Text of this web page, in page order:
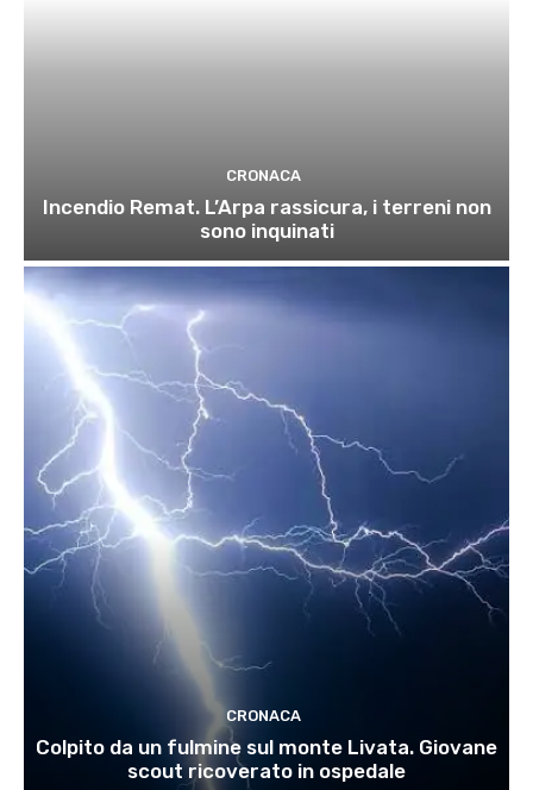
CRONACA
Incendio Remat. L’Arpa rassicura, i terreni non
sono inquinati
CRONACA
Colpito da un fulmine sul monte Livata. Giovane
scout ricoverato in ospedale